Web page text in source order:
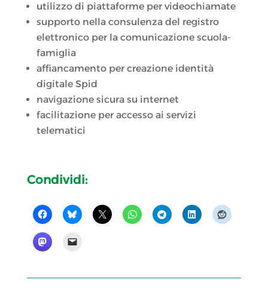
utilizzo di piattaforme per videochiamate
supporto nella consulenza del registro
elettronico per la comunicazione scuola-
famiglia
affiancamento per creazione identità
digitale Spid
navigazione sicura su internet
facilitazione per accesso ai servizi
telematici
Condividi: